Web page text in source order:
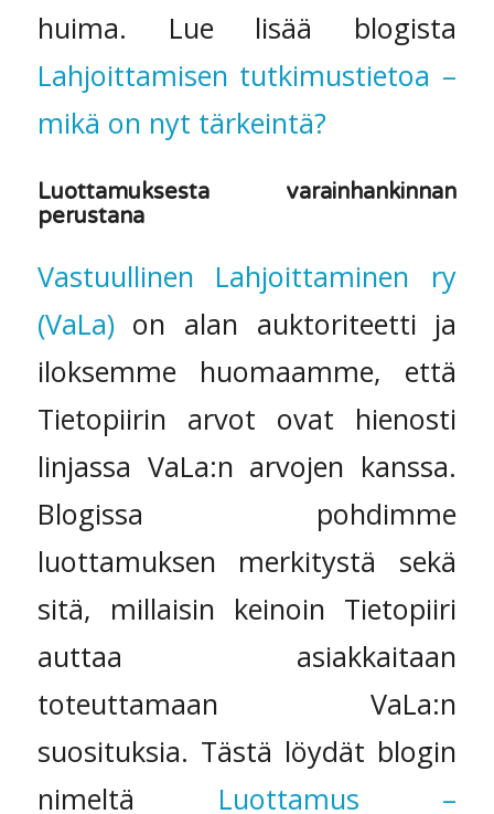
huima. Lue lisää blogista
Lahjoittamisen tutkimustietoa –
mikä on nyt tärkeintä?
Luottamuksesta varainhankinnan
perustana
Vastuullinen Lahjoittaminen ry
(VaLa)on alan auktoriteetti ja
iloksemme huomaamme, että
Tietopiirin arvot ovat hienosti
linjassa VaLa:n arvojen kanssa.
Blogissa pohdimme
luottamuksen merkitystä sekä
sitä, millaisin keinoin Tietopiiri
auttaa asiakkaitaan
toteuttamaan VaLa:n
suosituksia. Tästä löydät blogin
nimeltä Luottamus –